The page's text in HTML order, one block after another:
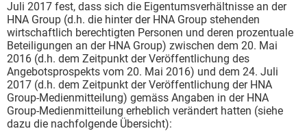
Juli 2017 fest, dass sich die Eigentumsverhältnisse an der
HNA Group (d.h. die hinter der HNA Group stehenden
wirtschaftlich berechtigten Personen und deren prozentuale
Beteiligungen an der HNA Group) zwischen dem 20. Mai
2016 (d.h. dem Zeitpunkt der Veröffentlichung des
Angebotsprospekts vom 20. Mai 2016) und dem 24. Juli
2017 (d.h. dem Zeitpunkt der Veröffentlichung der HNA
Group-Medienmitteilung) gemäss Angaben in der HNA
Group-Medienmitteilung erheblich verändert hatten (siehe
dazu die nachfolgende Übersicht):